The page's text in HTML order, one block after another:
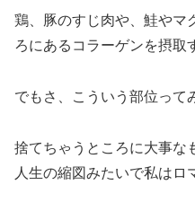
鶏、豚のすじ肉や、鮭やマ
ろにあるコラーゲンを摂取
でもさ、こういう部位って
捨てちゃうところに大事な
人生の縮図みたいで私はロ